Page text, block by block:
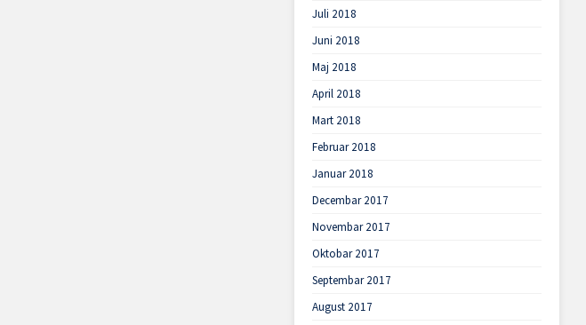
Juli 2018
Juni 2018
Maj 2018
April 2018
Mart 2018
Februar 2018
Januar 2018
Decembar 2017
Novembar 2017
Oktobar 2017
Septembar 2017
August 2017